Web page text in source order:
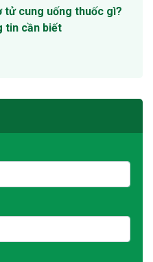
tử cung uống thuốc gì?
tin cần biết